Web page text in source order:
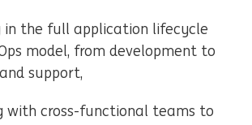
the full application lifecycle
model, from development to
support,
with cross-functional teams to